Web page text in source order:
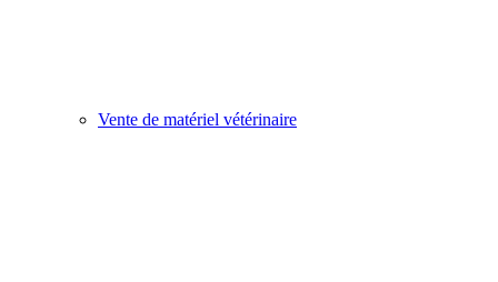
Vente de matériel vétérinaire